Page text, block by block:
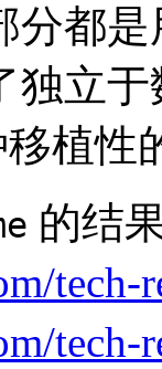
分都
独立
植性
的结
tech-
tech-